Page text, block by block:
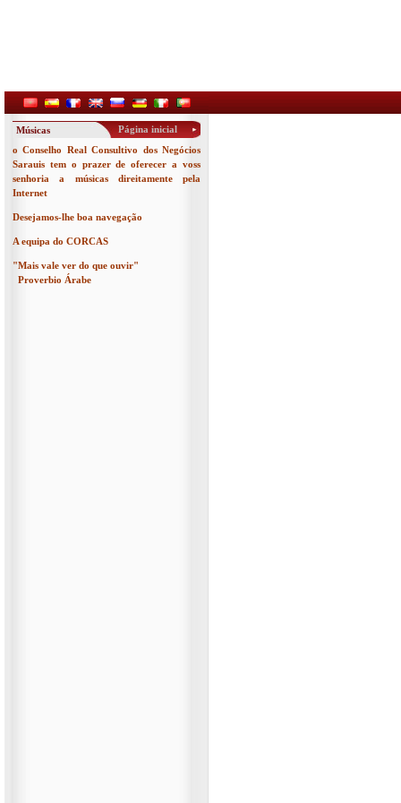
Músicas
Página inicial
o Conselho Real Consultivo dos Negócios
Sarauis tem o prazer de oferecer a voss
senhoria a músicas direitamente pela
Internet
Desejamos-lhe boa navegação
A equipa do CORCAS
"Mais vale ver do que ouvir"
Proverbio Árabe